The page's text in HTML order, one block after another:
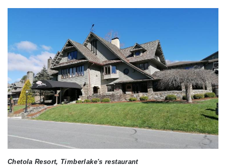
Chetola Resort, Timberlake's restaurant